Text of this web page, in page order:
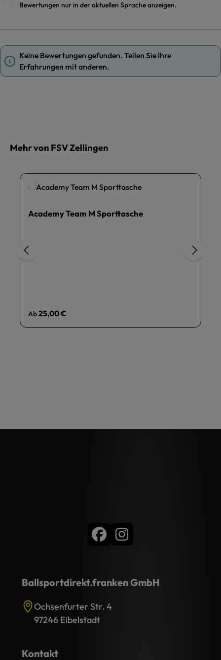
Bewertungen nur in der aktuellen Sprache anzeigen.
Keine Bewertungen gefunden. Teilen Sie Ihre
Erfahrungen mit anderen.
Mehr von FSV Zellingen
Academy Team M Sporttasche
Regulärer Preis:
Ab25,00 €
Ballsportdirekt.franken GmbH
Ochsenfurter Str. 4
97246 Eibelstadt
Kontakt